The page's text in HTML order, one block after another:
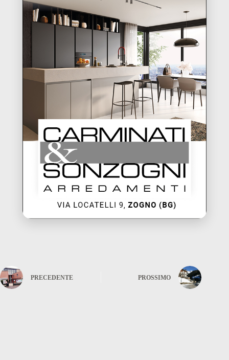
PRECEDENTE PROSSIMO